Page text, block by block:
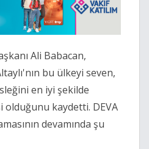
Ali Babacan,
bu ülkeyi seven,
en iyi şekilde
olduğunu kaydetti. DEVA
devamında şu